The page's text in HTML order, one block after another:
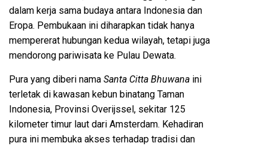
dalam kerja sama budaya antara Indonesia dan
Eropa. Pembukaan ini diharapkan tidak hanya
mempererat hubungan kedua wilayah, tetapi juga
mendorong pariwisata ke Pulau Dewata.
Pura yang diberi nama Santa Citta Bhuwana ini
terletak di kawasan kebun binatang Taman
Indonesia, Provinsi Overijssel, sekitar 125
kilometer timur laut dari Amsterdam. Kehadiran
pura ini membuka akses terhadap tradisi dan